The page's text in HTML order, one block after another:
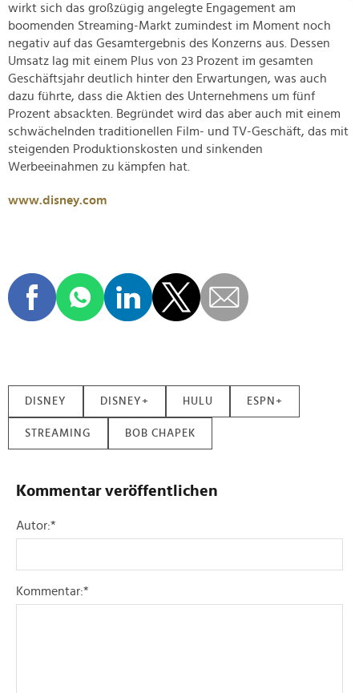
wirkt sich das großzügig angelegte Engagement am
boomenden Streaming-Markt zumindest im Moment noch
negativ auf das Gesamtergebnis des Konzerns aus. Dessen
Umsatz lag mit einem Plus von 23 Prozent im gesamten
Geschäftsjahr deutlich hinter den Erwartungen, was auch
dazu führte, dass die Aktien des Unternehmens um fünf
Prozent absackten. Begründet wird das aber auch mit einem
schwächelnden traditionellen Film- und TV-Geschäft, das mit
steigenden Produktionskosten und sinkenden
Werbeeinahmen zu kämpfen hat.
www.disney.com
DISNEY DISNEY+ HULU ESPN+
STREAMING BOB CHAPEK
Kommentar veröffentlichen
Autor:*
Kommentar:*